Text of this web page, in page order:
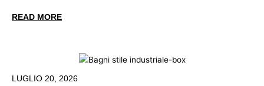
READ MORE
LUGLIO 20, 2026